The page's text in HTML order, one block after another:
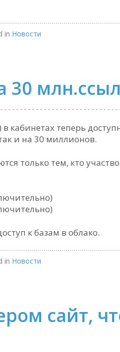
in Новости
30
кабинетах теперь
и на 30 миллионов.
только тем, кто
к базам в облако.
in Новости
сайт,